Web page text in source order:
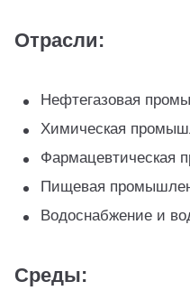
Отрасли:
Нефтегазовая
Химическая
Фармацевтическая
Пищевая
Водоснабжение и
Среды: